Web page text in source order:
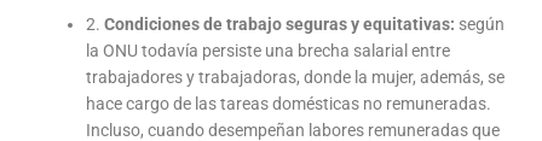
2.Condiciones de trabajo seguras y equitativas: según
la ONU todavía persiste una brecha salarial entre
trabajadores y trabajadoras, donde la mujer, además, se
hace cargo de las tareas domésticas no remuneradas.
Incluso, cuando desempeñan labores remuneradas que